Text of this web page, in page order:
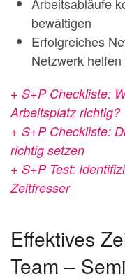
bewältigen
Erfolgreiches
Netzwerk helfen
+ S+P Checkliste:
Arbeitsplatz richtig?
+ S+P Checkliste:
richtig setzen
+ S+P Test:
Zeitfresser
Effektives
Team –